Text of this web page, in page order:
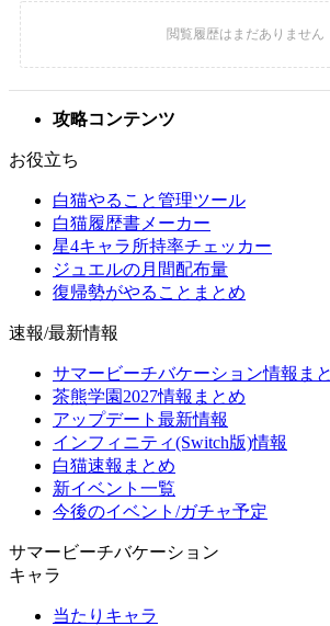
攻略コンテンツ
お役立ち
白猫やること管理ツール
白猫履歴書メーカー
星4キャラ所持率チェッカー
ジュエルの月間配布量
復帰勢がやることまとめ
速報/最新情報
サマービーチバケーション情報ま
茶熊学園2027情報まとめ
アップデート最新情報
インフィニティ(Switch版)情報
白猫速報まとめ
新イベント一覧
今後のイベント/ガチャ予定
サマービーチバケーション
キャラ
当たりキャラ